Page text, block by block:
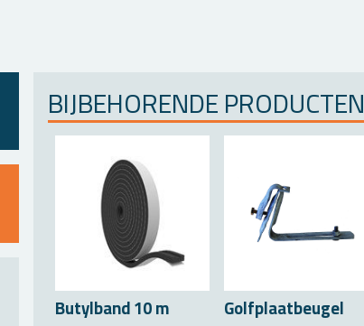
BIJ­BE­HO­REN­DE PRO­DUC­TEN
Bu­tyl­band 10 m Golf­plaat­beu­gel